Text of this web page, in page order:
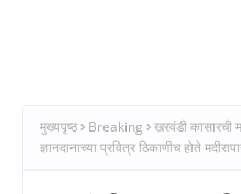
मुख्यपृष्ठ Breaking
खरवंडी कासारची
ज्ञानदानाच्या प्रवित्र ठिकाणीच होते